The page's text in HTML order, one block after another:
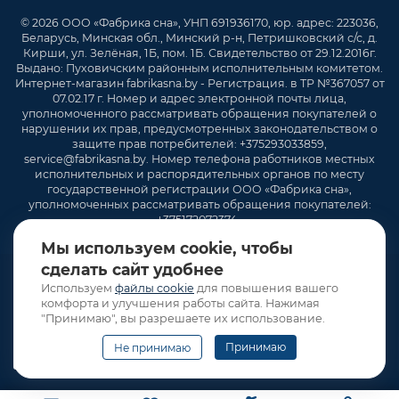
под ваши потребности и бюджет.
Хотите купить кровать с максимальным комфортом?
Приходите в магазин кроватей "Фабрика сна" — мы
обеспечим вам здоровый и крепкий сон!
Мы используем cookie, чтобы
сделать сайт удобнее
Используем файлы cookie для повышения вашего
комфорта и улучшения работы сайта. Нажимая
"Принимаю", вы разрешаете их использование.
Не принимаю Принимаю
© 2026 ООО «Фабрика сна», УНП 691936170, юр. адрес: 223036,
Беларусь, Минская обл., Минский р-н, Петришковский с/с, д.
Кирши, ул. Зелёная, 1Б, пом. 1Б. Свидетельство от 29.12.2016г.
Выдано: Пуховичским районным исполнительным комитетом.
Интернет-магазин fabrikasna.by - Регистрация. в ТР №367057 от
07.02.17 г. Номер и адрес электронной почты лица,
уполномоченного рассматривать обращения покупателей о
нарушении их прав, предусмотренных законодательством о
защите прав потребителей: +375293033859,
service@fabrikasna.by. Номер телефона работников местных
исполнительных и распорядительных органов по месту
государственной регистрации ООО «Фабрика сна»,
уполномоченных рассматривать обращения покупателей:
+375172072374 .